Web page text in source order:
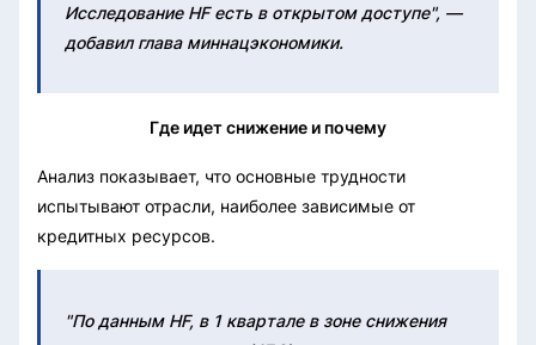
Исследование HF есть в открытом доступе", —
добавил глава миннацэкономики.
Где идет снижение и почему
Анализ показывает, что основные трудности
испытывают отрасли, наиболее зависимые от
кредитных ресурсов.
"По данным HF, в 1 квартале в зоне снижения